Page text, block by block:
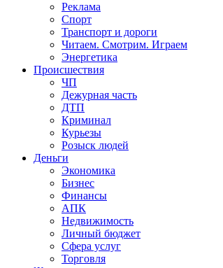
Реклама
Спорт
Транспорт и дороги
Читаем. Смотрим. Играем
Энергетика
Происшествия
ЧП
Дежурная часть
ДТП
Криминал
Курьезы
Розыск людей
Деньги
Экономика
Бизнес
Финансы
АПК
Недвижимость
Личный бюджет
Сфера услуг
Торговля